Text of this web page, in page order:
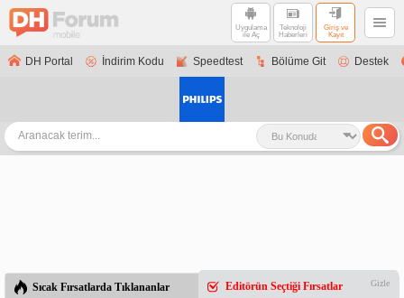
Uygulama
ile Aç
Teknoloji
Haberleri
Giriş ve
Kayıt
DH Portal İndirim Kodu Speedtest Bölüme Git Destek
Sıcak Fırsatlarda Tıklananlar Editörün Seçtiği Fırsatlar Gizle